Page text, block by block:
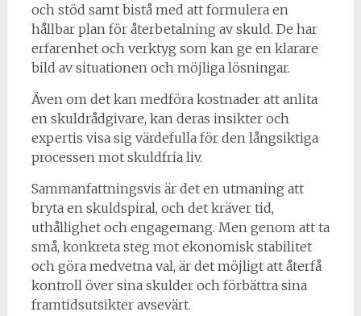
och stöd samt bistå med att formulera en
hållbar plan för återbetalning av skuld. De har
erfarenhet och verktyg som kan ge en klarare
bild av situationen och möjliga lösningar.
Även om det kan medföra kostnader att anlita
en skuldrådgivare, kan deras insikter och
expertis visa sig värdefulla för den långsiktiga
processen mot skuldfria liv.
Sammanfattningsvis är det en utmaning att
bryta en skuldspiral, och det kräver tid,
uthållighet och engagemang. Men genom att ta
små, konkreta steg mot ekonomisk stabilitet
och göra medvetna val, är det möjligt att återfå
kontroll över sina skulder och förbättra sina
framtidsutsikter avsevärt.